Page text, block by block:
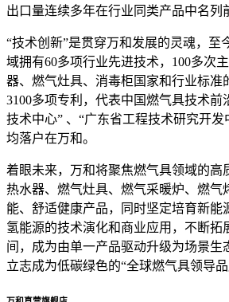
出口量连续多年在行业同类产品中名列
“技术创新”是贯穿万和发展的灵魂，至
域拥有60多项行业先进技术，100多次
器、燃气灶具、消毒柜国家和行业标准
3100多项专利，代表中国燃气具技术前
技术中心” 、“广东省工程技术研究开发
均落户在万和。
着眼未来，万和将聚焦燃气具领域的高
热水器、燃气灶具、燃气采暖炉、燃气
能、舒适健康产品，同时坚定培育新能
氢能源的技术演化和商业应用，不断拓
间，成为由单一产品驱动升级为场景生
立志成为低碳绿色的“全球燃气具领导品